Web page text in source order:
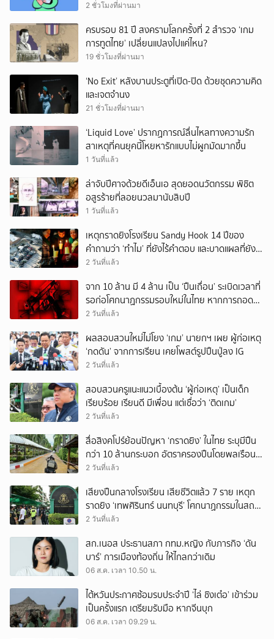
2 ชั่วโมงที่ผ่านมา
ครบรอบ 81 ปี สงครามโลกครั้งที่ 2 สำรวจ ‘เกม
การทูตไทย’ เปลี่ยนแปลงไปแค่ไหน?
19 ชั่วโมงที่ผ่านมา
‘No Exit’ หลังบานประตูที่เปิด-ปิด ด้วยชุดความคิด
และเจตจำนง
21 ชั่วโมงที่ผ่านมา
‘Liquid Love’ ปรากฏการณ์ลื่นไหลทางความรัก
สาเหตุที่คนยุคนี้โหยหารักแบบไม่ผูกมัดมากขึ้น
1 วันที่แล้ว
ล่าจับปีศาจด้วยดีเอ็นเอ สุดยอดนวัตกรรม พิชิต
อสูรร้ายที่ลอยนวลมานับสิบปี
1 วันที่แล้ว
เหตุกราดยิงโรงเรียน Sandy Hook 14 ปีของ
คำถามว่า ‘ทำไม’ ที่ยังไร้คำตอบ และบาดแผลที่ยัง
ทวงความรับผิดชอบไม่จบ
2 วันที่แล้ว
จาก 10 ล้าน มี 4 ล้าน เป็น ‘ปืนเถื่อน’ ระเบิดเวลาที่
รอก่อโศกนาฏกรรมรอบใหม่ในไทย หากการถอดบท
เรียนของรัฐเป็นเพียง ‘ลมปาก’
2 วันที่แล้ว
ผลสอบสวนใหม่ไม่โยง ‘เกม’ นายกฯ เผย ผู้ก่อเหตุ
‘กดดัน’ จากการเรียน เคยโพสต์รูปปืนปู่ลง IG
2 วันที่แล้ว
สอบสวนครูแนะแนวเบื้องต้น ‘ผู้ก่อเหตุ’ เป็นเด็ก
เรียบร้อย เรียนดี มีเพื่อน แต่เชื่อว่า ‘ติดเกม’
2 วันที่แล้ว
สื่อสิงคโปร์ย้อนปัญหา ‘กราดยิง’ ในไทย ระบุมีปืน
กว่า 10 ล้านกระบอก อัตราครองปืนโดยพลเรือน
สูงที่สุดในภูมิภาค
2 วันที่แล้ว
เสียงปืนกลางโรงเรียน เสียชีวิตแล้ว 7 ราย เหตุก
ราดยิง ‘เทพศิรินทร์ นนทบุรี’ โศกนาฏกรรมในสถาน
ศึกษา ครั้งที่ 2 ในรอบปี
2 วันที่แล้ว
สก.เนอส ประธานสภา กทม.หญิง กับภารกิจ ‘ดัน
บาร์’ การเมืองท้องถิ่น ให้ไกลกว่าเดิม
06 ส.ค. เวลา 10.50 น.
ไต้หวันประกาศซ้อมรบประจำปี ‘ไล่ ชิงเต๋อ’ เข้าร่วม
เป็นครั้งแรก เตรียมรับมือ หากจีนบุก
06 ส.ค. เวลา 09.29 น.